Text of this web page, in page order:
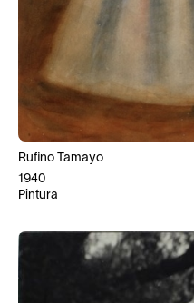
Rufino Tamayo
1940
Pintura